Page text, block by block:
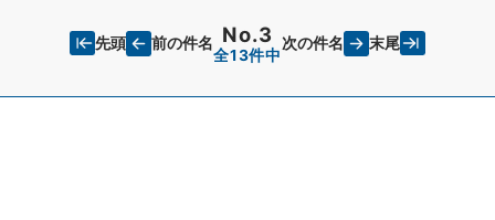
先頭 前の件名 No.3
全13件中
次の件名 末尾